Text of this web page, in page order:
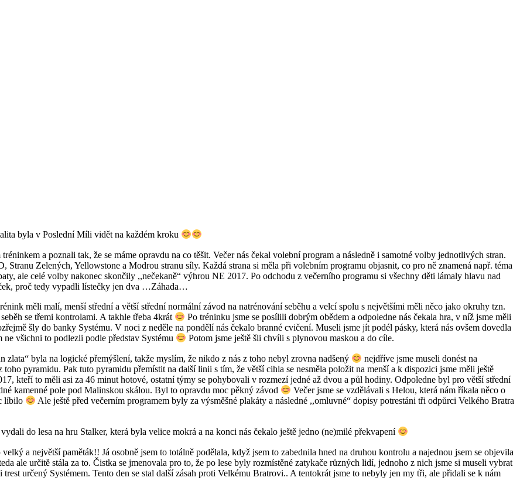
byla v Poslední Míli vidět na každém kroku
a poznali tak, že se máme opravdu na co těšit. Večer nás čekal volební program a následně i samotné volby jednotlivých stran.
Zelených, Yellowstone a Modrou stranu síly. Každá strana si měla při volebním programu objasnit, co pro ně znamená např. téma
ale celé volby nakonec skončily ,,nečekaně“ výhrou NE 2017. Po odchodu z večerního programu si všechny děti lámaly hlavu nad
proč tedy vypadli lístečky jen dva …Záhada…
měli malí, menší střední a větší střední normální závod na natrénování seběhu a velcí spolu s největšími měli něco jako okruhy tzn.
se třemi kontrolami. A takhle třeba 4krát
Po tréninku jsme se posílili dobrým obědem a odpoledne nás čekala hra, v níž jsme měli
šly do banky Systému. V noci z neděle na pondělí nás čekalo branné cvičení. Museli jsme jít podél pásky, která nás ovšem dovedla
všichni to podlezli podle představ Systému
Potom jsme ještě šli chvíli s plynovou maskou a do cíle.
byla na logické přemýšlení, takže myslím, že nikdo z nás z toho nebyl zrovna nadšený
nejdříve jsme museli donést na
pyramidu. Pak tuto pyramidu přemístit na další linii s tím, že větší cihla se nesměla položit na menší a k dispozici jsme měli ještě
kteří to měli asi za 46 minut hotové, ostatní týmy se pohybovali v rozmezí jedné až dvou a půl hodiny. Odpoledne byl pro větší střední
kamenné pole pod Malinskou skálou. Byl to opravdu moc pěkný závod
Večer jsme se vzdělávali s Helou, která nám říkala něco o
líbilo
Ale ještě před večerním programem byly za výsměšné plakáty a následné ,,omluvné“ dopisy potrestáni tři odpůrci Velkého Bratra
do lesa na hru Stalker, která byla velice mokrá a na konci nás čekalo ještě jedno (ne)milé překvapení
a největší paměták!! Já osobně jsem to totálně podělala, když jsem to zabednila hned na druhou kontrolu a najednou jsem se objevila
ale určitě stála za to. Čistka se jmenovala pro to, že po lese byly rozmístěné zatykače různých lidí, jednoho z nich jsme si museli vybrat
určený Systémem. Tento den se stal další zásah proti Velkému Bratrovi.. A tentokrát jsme to nebyly jen my tři, ale přidali se k nám